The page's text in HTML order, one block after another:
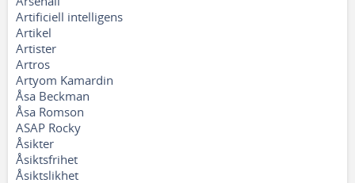
Artificiell intelligens
Artikel
Artister
Artros
Artyom Kamardin
Åsa Beckman
Åsa Romson
ASAP Rocky
Åsikter
Åsiktsfrihet
Åsiktslikhet